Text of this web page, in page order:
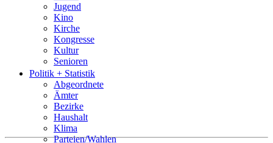
Jugend
Kino
Kirche
Kongresse
Kultur
Senioren
Stadtführer
Straßen
Politik + Statistik
Abgeordnete
Ämter
Bezirke
Haushalt
Klima
Parteien/Wahlen